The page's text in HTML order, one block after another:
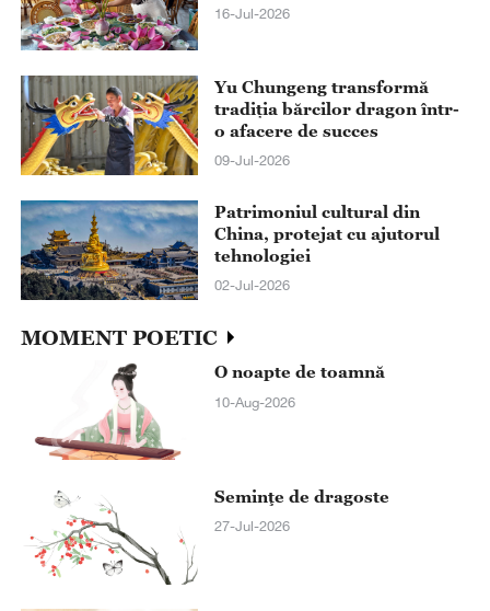
16-Jul-2026
Yu Chungeng transformă
tradiția bărcilor dragon într-
o afacere de succes
09-Jul-2026
Patrimoniul cultural din
China, protejat cu ajutorul
tehnologiei
02-Jul-2026
MOMENT POETIC
O noapte de toamnă
10-Aug-2026
Seminţe de dragoste
27-Jul-2026